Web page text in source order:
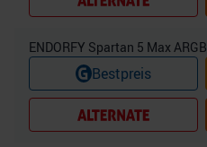
ENDORFY Spartan 5 Max ARGB
Bestpreis